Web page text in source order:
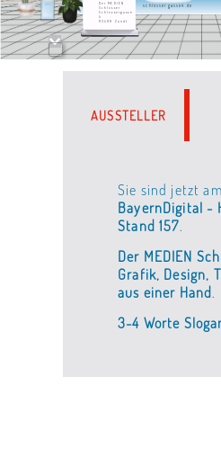
schlossergasse4.de
Der MEDIEN
Schlosser
Schlossergasse
4
93499 Zandt
AUSSTELLER
Sie sind jetzt
BayernDigital -
Stand 157.
Der MEDIEN
Grafik, Design,
aus einer Hand.
3-4 Worte